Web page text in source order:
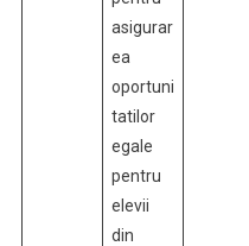
asigurar
ea
oportuni
tatilor
egale
pentru
elevii
din